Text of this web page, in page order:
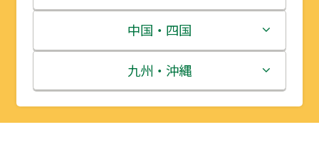
宮城県
秋田県
山形県
群馬県
埼玉県
千葉県
富山県
石川県
福井県
三重県
滋賀県
京都府
中国・四国
鳥取県
島根県
九州・沖縄
福岡県